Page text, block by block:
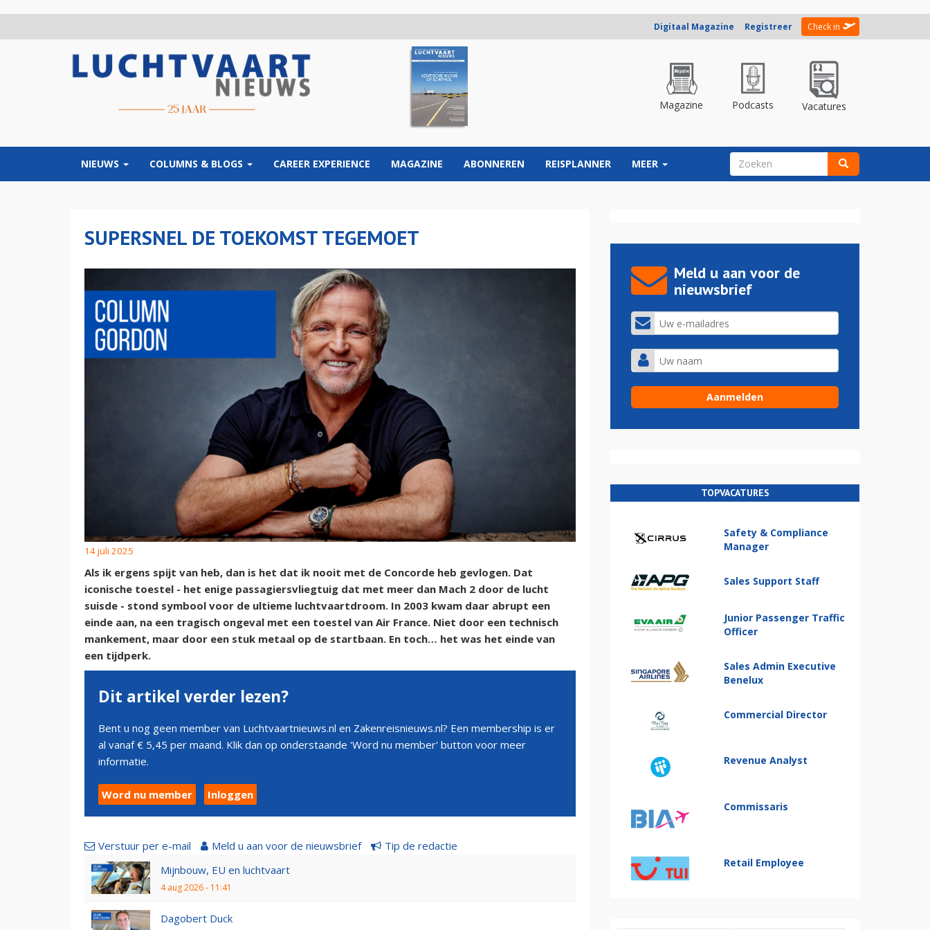
Digitaal Magazine Registreer Check in
Magazine Podcasts Vacatures
NIEUWS COLUMNS & BLOGS CAREER EXPERIENCE MAGAZINE ABONNEREN REISPLANNER MEER ZOEKVELD
SUPERSNEL DE TOEKOMST TEGEMOET
14 juli 2025
Als ik ergens spijt van heb, dan is het dat ik nooit met de Concorde heb gevlogen. Dat
iconische toestel - het enige passagiersvliegtuig dat met meer dan Mach 2 door de lucht
suisde - stond symbool voor de ultieme luchtvaartdroom. In 2003 kwam daar abrupt een
einde aan, na een tragisch ongeval met een toestel van Air France. Niet door een technisch
mankement, maar door een stuk metaal op de startbaan. En toch… het was het einde van
een tijdperk.
Dit artikel verder lezen?
Bent u nog geen member van Luchtvaartnieuws.nl en Zakenreisnieuws.nl? Een membership is er
al vanaf € 5,45 per maand. Klik dan op onderstaande 'Word nu member' button voor meer
informatie.
Word nu member Inloggen
Verstuur per e-mail Meld u aan voor de nieuwsbrief
Tip de redactie
Mijnbouw, EU en luchtvaart
4 aug 2026 - 11:41
Dagobert Duck
Meld u aan voor de
nieuwsbrief
TOPVACATURES
Safety & Compliance
Manager
Sales Support Staff
Junior Passenger Traffic
Officer
Sales Admin Executive
Benelux
Commercial Director
Revenue Analyst
Commissaris
Retail Employee